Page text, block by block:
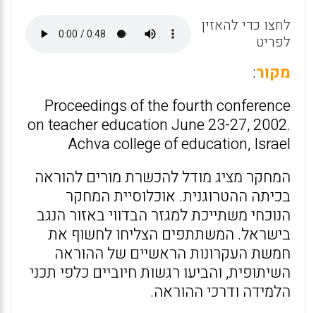
A
p
o
o
לחצו כדי להאזין
לפריט
מקור:
Proceedings of the fourth conference
on teacher education June 23-27, 2002.
Achva college of education, Israel
המחקר מציג מודל להכשרת מורים להוראה
בכיתה ההטרוגנית. אוכלוסיית המחקר
הנוכחי משתייכת למגזר הבדווי באזור הנגב
בישראל. המשתתפים הצליחו לחשוף את
חמשת העקרונות הראשיים של ההוראה
השיתופית, והביעו רגשות חיוביים כלפי תכני
הלמידה ודרכי ההוראה.